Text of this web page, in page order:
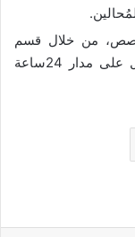
من خلال قسم
تطوير الأعمال ودعم العملاء الذي يعمل على مدار 24ساعة